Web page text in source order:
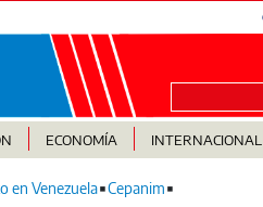
ECONOMÍA INTERNACIONAL
en Venezuela Cepanim